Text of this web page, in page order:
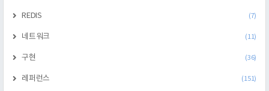
REDIS (7)
네트워크 (11)
구현 (36)
레퍼런스 (151)